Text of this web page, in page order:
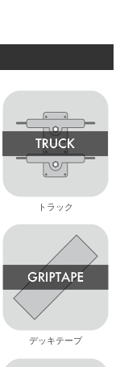
トラック
デッキテープ